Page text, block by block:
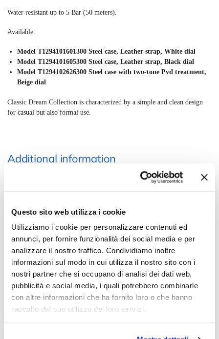
Questo sito web utilizza i cookie
Utilizziamo i cookie per personalizzare contenuti ed
annunci, per fornire funzionalità dei social media e per
analizzare il nostro traffico. Condividiamo inoltre
informazioni sul modo in cui utilizza il nostro sito con i
nostri partner che si occupano di analisi dei dati web,
pubblicità e social media, i quali potrebbero combinarle
con altre informazioni che ha fornito loro o che hanno
raccolto dal suo utilizzo dei loro servizi.
Water resistant up to 5 Bar (50 meters).
Available:
Model T1294101601300 Steel case, Leather strap, White dial
Model T1294101605300 Steel case, Leather strap, Black dial
Model T1294102626300 Steel case with two-tone Pvd treatment,
Beige dial
Classic Dream Collection is characterized by a simple and clean design
for casual but also formal use.
Additional information
Man
Movimento
Cassa (materiale)
Stainless Steel
Strap (material)
Leather
Clock face
Vetro
Sapphire antiglare
Fondo cassa
Bottom pressure
Corona di regolazione
Pressure
Chiusura cinturino
Classic buckle
Forma della cassa